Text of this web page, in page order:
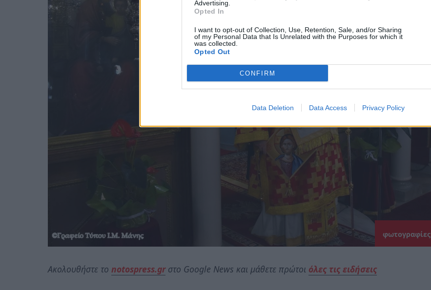
Advertising.
Opted In
I want to opt-out of Collection, Use, Retention, Sale, and/or Sharing
of my Personal Data that Is Unrelated with the Purposes for which it
was collected.
Opted Out
CONFIRM
Data Deletion Data Access Privacy Policy
φωτογραφίες
Ακολουθήστε το notospress.grστο Google News και μάθετε πρώτοι όλες τις ειδήσεις